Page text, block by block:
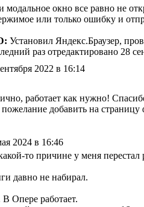
модальное окно все равно не
или только ошибку и
Установил Яндекс.Браузер,
раз отредактировано 28
2022 в 16:14
работает как нужно!
добавить на
2024 в 16:46
то причине у меня перестал
давно не набирал.
В Опере работает.